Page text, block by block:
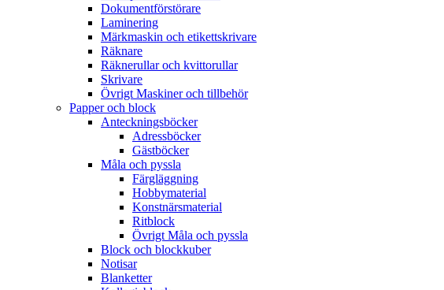
Dokumentförstörare
Laminering
Märkmaskin och etikettskrivare
Räknare
Räknerullar och kvittorullar
Skrivare
Övrigt Maskiner och tillbehör
Papper och block
Anteckningsböcker
Adressböcker
Gästböcker
Måla och pyssla
Färgläggning
Hobbymaterial
Konstnärsmaterial
Ritblock
Övrigt Måla och pyssla
Block och blockkuber
Notisar
Blanketter